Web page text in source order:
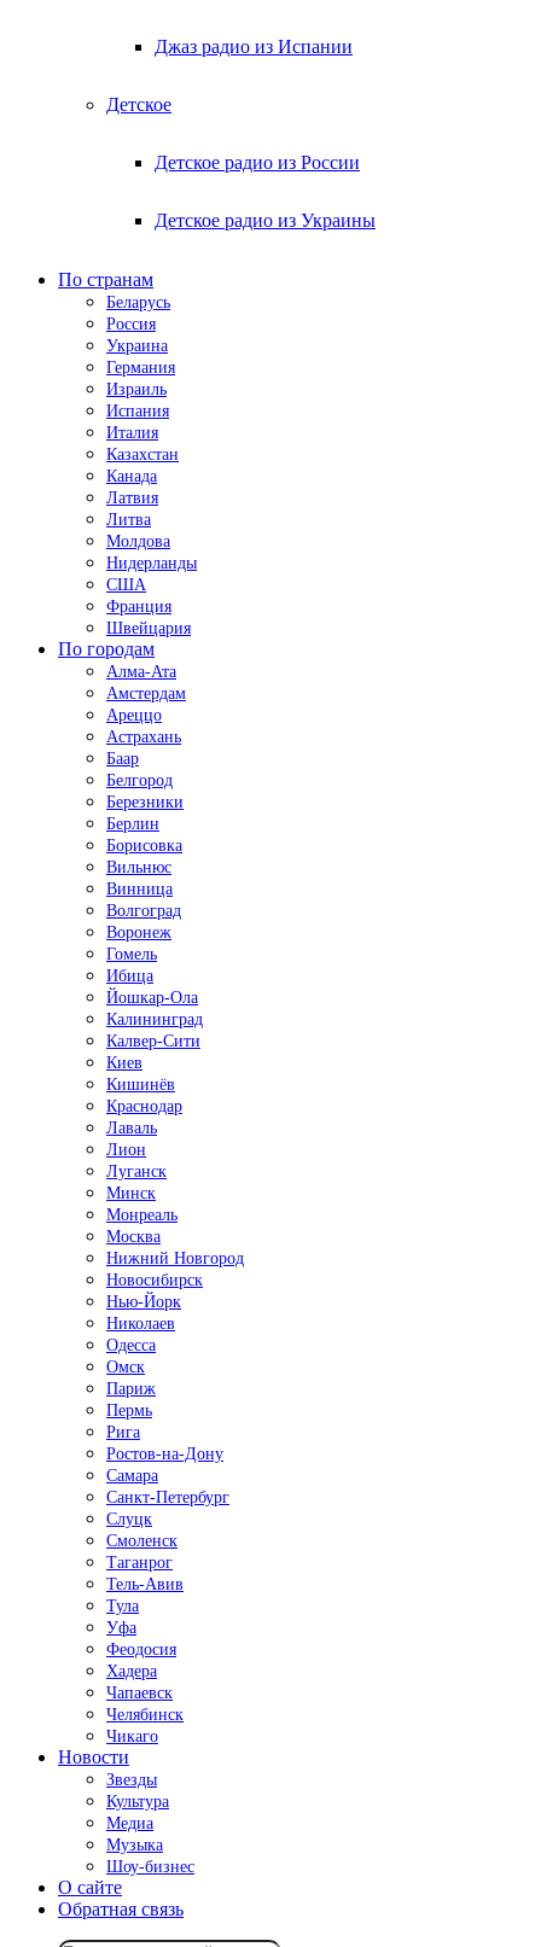
Джаз радио из Испании
Детское
Детское радио из России
Детское радио из Украины
По странам
Беларусь
Россия
Украина
Германия
Израиль
Испания
Италия
Казахстан
Канада
Латвия
Литва
Молдова
Нидерланды
США
Франция
Швейцария
По городам
Алма-Ата
Амстердам
Ареццо
Астрахань
Баар
Белгород
Березники
Берлин
Борисовка
Вильнюс
Винница
Волгоград
Воронеж
Гомель
Ибица
Йошкар-Ола
Калининград
Калвер-Сити
Киев
Кишинёв
Краснодар
Лаваль
Лион
Луганск
Минск
Монреаль
Москва
Нижний Новгород
Новосибирск
Нью-Йорк
Николаев
Одесса
Омск
Париж
Пермь
Рига
Ростов-на-Дону
Самара
Санкт-Петербург
Слуцк
Смоленск
Таганрог
Тель-Авив
Тула
Уфа
Феодосия
Хадера
Чапаевск
Челябинск
Чикаго
Новости
Звезды
Культура
Медиа
Музыка
Шоу-бизнес
О сайте
Обратная связь